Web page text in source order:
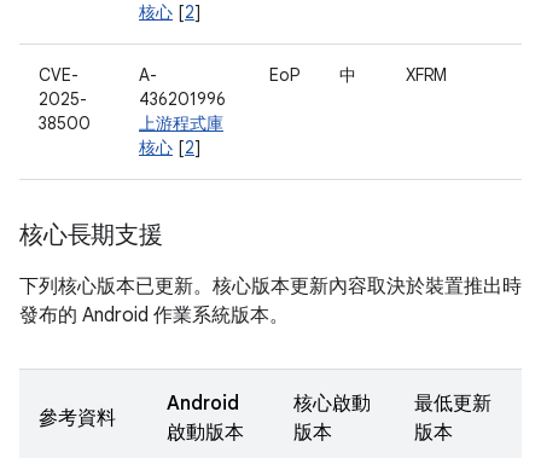
核心 [2]
CVE-
2025-
38500
A-
436201996
上游程式庫
核心 [2]
EoP 中 XFRM
核心長期支援
下列核心版本已更新。核心版本更新內容取決於裝置推出時
發布的 Android 作業系統版本。
參考資料
Android
啟動版本
核心啟動
版本
最低更新
版本